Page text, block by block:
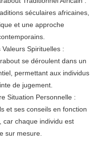
séculaires africaines,
et une approche
Spirituelles :
se déroulent dans un
permettant aux individus
de jugement.
Situation Personnelle :
et ses conseils en fonction
car chaque individu est
sur mesure.